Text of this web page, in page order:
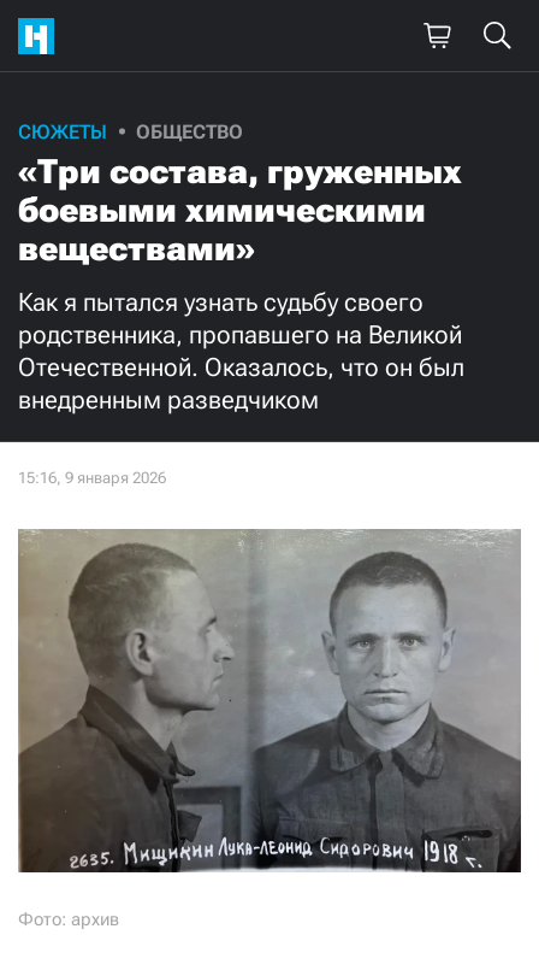
СЮЖЕТЫ ОБЩЕСТВО
«Три состава, груженных
боевыми химическими
веществами»
Как я пытался узнать судьбу своего
родственника, пропавшего на Великой
Отечественной. Оказалось, что он был
внедренным разведчиком
Фото: архив
Поддержите
нашу работу!
Ежемесячно Разово
Нажимая кнопку «Стать соучастником»,
СТАТЬ СОУЧАСТНИКОМ
ПОДЕЛИТЬСЯ С ДРУЗЬЯМИ
Если у вас есть вопросы, пишите donate@novayagazeta.ru
звоните:
+7 (929) 612-03-68